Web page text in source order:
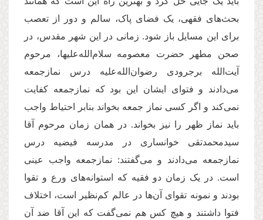
بحث‌های فقهی، یک فضای پاک، سالم و دور از تعصب
برای این مسایل باز شود. زمانی در این شهر مقدس، در
صحن مطهر حضرت معصومه سلام‌الله‌علیها، مرحوم
آیت‌الله برجرودی رضوان‌الله‌علیه درس نمازجمعه
می‌دادند و فتوای ایشان این بود که نمازجمعه کفایت
نمی‌کند و اگر کسی نماز جمعه بخواند بنابر احتیاط واجب
باید نماز ظهر را نیز بخواند. در همان زمان مرحوم آقا
سیدمحمدتقی خوانساری در مدرسه فیضیه درس
نمازجمعه می‌دادند و می‌گفتند: نمازجمعه واجب عینی
است. در یک زمان دو فقیه که استوانه‌های ورع و تقوا
بودند و نمونه تقوای آن‌‌ها در عالم کم‌نظیر است، اختلاف
فتوا داشتند و هیچ کس هم نمی‌گفت که این آقا ضد آن